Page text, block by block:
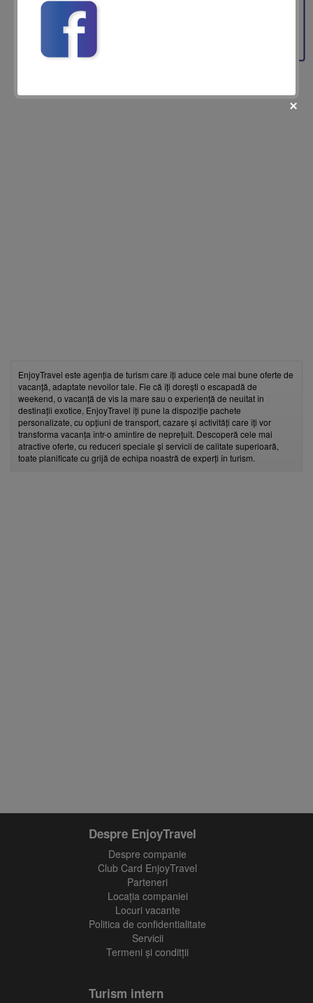
EnjoyTravel este agenția de turism care îți aduce cele mai bune oferte de
vacanță, adaptate nevoilor tale. Fie că îți dorești o escapadă de
weekend, o vacanță de vis la mare sau o experiență de neuitat în
destinații exotice, EnjoyTravel îți pune la dispoziție pachete
personalizate, cu opțiuni de transport, cazare și activități care îți vor
transforma vacanța într-o amintire de neprețuit. Descoperă cele mai
atractive oferte, cu reduceri speciale și servicii de calitate superioară,
toate planificate cu grijă de echipa noastră de experți în turism.
Despre EnjoyTravel
Despre companie
Club Card EnjoyTravel
Parteneri
Locaţia companiei
Locuri vacante
Politica de confidentialitate
Servicii
Termeni și conditții
Turism intern